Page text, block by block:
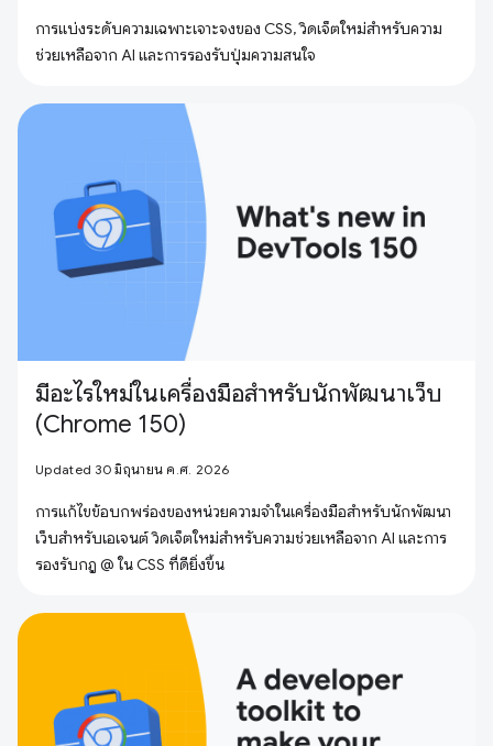
การแบ่งระดับความเฉพาะเจาะจงของ CSS, วิดเจ็ตใหม่สำหรับความ
ช่วยเหลือจาก AI และการรองรับปุ่มความสนใจ
มีอะไรใหม่ในเครื่องมือสำหรับนักพัฒนาเว็บ
(Chrome 150)
Updated 30 มิถุนายน ค.ศ. 2026
การแก้ไขข้อบกพร่องของหน่วยความจำในเครื่องมือสำหรับนักพัฒนา
เว็บสำหรับเอเจนต์ วิดเจ็ตใหม่สำหรับความช่วยเหลือจาก AI และการ
รองรับกฎ @ ใน CSS ที่ดียิ่งขึ้น